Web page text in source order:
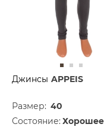
Джинсы APPEIS
Размер: 40
Состояние: Хорошее